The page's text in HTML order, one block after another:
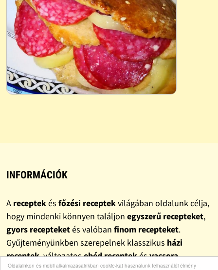
Oldalainkon és mobil alkalmazásainkban cookie-kat használunk felhasználói élmény
INFORMÁCIÓK
A receptekés főzési receptekvilágában oldalunk célja,
hogy mindenki könnyen találjon egyszerű recepteket,
gyors recepteketés valóban finom recepteket.
Gyűjteményünkben szerepelnek klasszikus házi
receptek, változatosebéd receptekésvacsora